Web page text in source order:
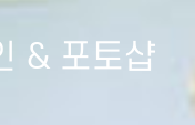
& 포토샵